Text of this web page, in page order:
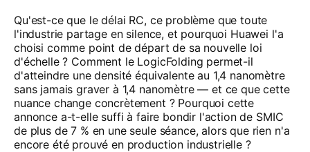
Qu'est-ce que le délai RC, ce problème que toute
l'industrie partage en silence, et pourquoi Huawei l'a
choisi comme point de départ de sa nouvelle loi
d'échelle ? Comment le LogicFolding permet-il
d'atteindre une densité équivalente au 1,4 nanomètre
sans jamais graver à 1,4 nanomètre — et ce que cette
nuance change concrètement ? Pourquoi cette
annonce a-t-elle suffi à faire bondir l'action de SMIC
de plus de 7 % en une seule séance, alors que rien n'a
encore été prouvé en production industrielle ?